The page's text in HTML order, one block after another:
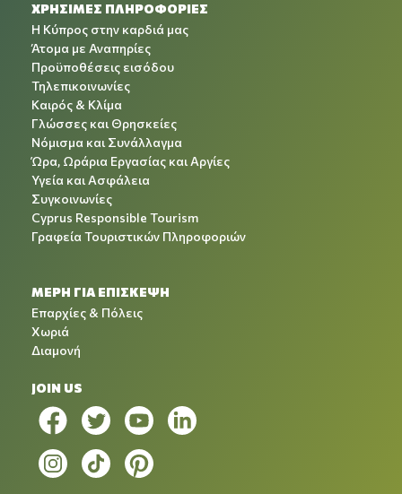
ΧΡΉΣΙΜΕΣ ΠΛΗΡΟΦΟΡΊΕΣ
Η Κύπρος στην καρδιά μας
Άτομα με Αναπηρίες
Προϋποθέσεις εισόδου
Τηλεπικοινωνίες
Καιρός & Κλίμα
Γλώσσες και Θρησκείες
Νόμισμα και Συνάλλαγμα
Ώρα, Ωράρια Εργασίας και Αργίες
Υγεία και Ασφάλεια
Συγκοινωνίες
Cyprus Responsible Tourism
Γραφεία Τουριστικών Πληροφοριών
ΜΕΡΗ ΓΙΑ ΕΠΙΣΚΕΨΗ
Επαρχίες & Πόλεις
Χωριά
Διαμονή
JOIN US